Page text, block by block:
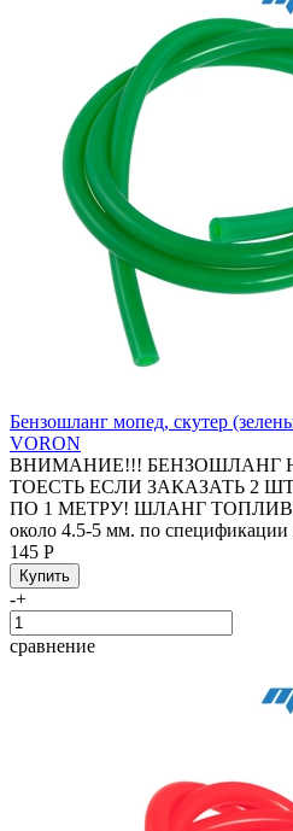
Бензошланг мопед, скутер
VORON
ВНИМАНИЕ!!! БЕНЗОШЛАНГ
ТОЕСТЬ ЕСЛИ ЗАКАЗАТЬ 2
ПО 1 МЕТРУ! ШЛАНГ
около 4.5-5 мм. по спецификации
145 Р
-+
сравнение